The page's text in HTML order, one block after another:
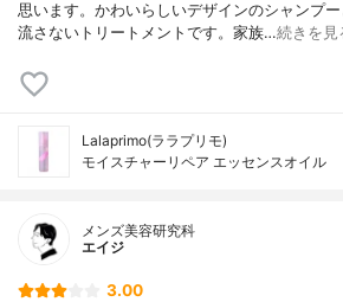
思います。かわいらしいデザインのシャンプ
流さないトリートメントです。家族…続きを見
Lalaprimo(ララプリモ)
モイスチャーリペア エッセンスオイル
メンズ美容研究科
エイジ
3.00